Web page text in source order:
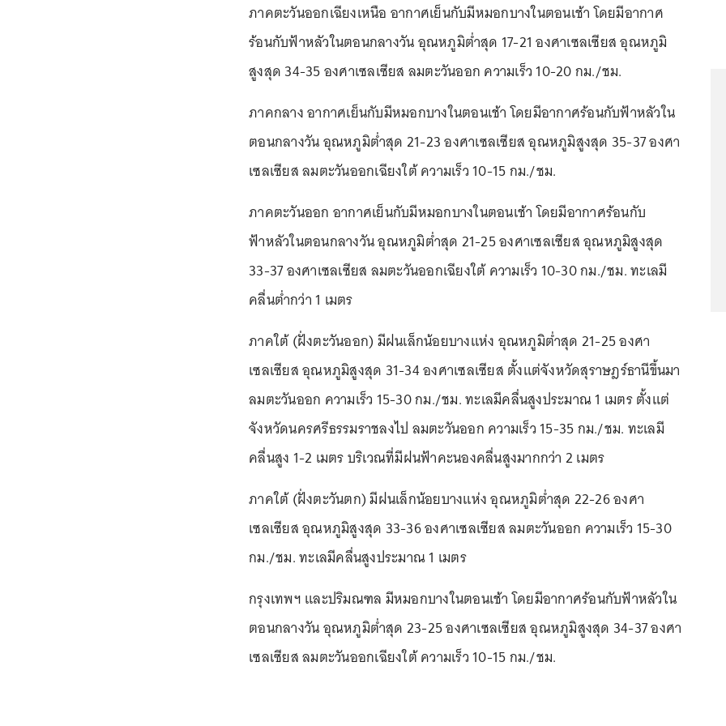
ภาคตะวันออกเฉียงเหนือ อากาศเย็นกับมีหมอกบางในตอนเช้า โดยมีอากาศ
ร้อนกับฟ้าหลัวในตอนกลางวัน อุณหภูมิต่ำสุด 17-21 องศาเซลเซียส อุณหภูมิ
สูงสุด 34-35 องศาเซลเซียส ลมตะวันออก ความเร็ว 10-20 กม./ชม.
ภาคกลาง อากาศเย็นกับมีหมอกบางในตอนเช้า โดยมีอากาศร้อนกับฟ้าหลัวใน
ตอนกลางวัน อุณหภูมิต่ำสุด 21-23 องศาเซลเซียส อุณหภูมิสูงสุด 35-37 องศา
เซลเซียส ลมตะวันออกเฉียงใต้ ความเร็ว 10-15 กม./ชม.
ภาคตะวันออก อากาศเย็นกับมีหมอกบางในตอนเช้า โดยมีอากาศร้อนกับ
ฟ้าหลัวในตอนกลางวัน อุณหภูมิต่ำสุด 21-25 องศาเซลเซียส อุณหภูมิสูงสุด
33-37 องศาเซลเซียส ลมตะวันออกเฉียงใต้ ความเร็ว 10-30 กม./ชม. ทะเลมี
คลื่นต่ำกว่า 1 เมตร
ภาคใต้ (ฝั่งตะวันออก) มีฝนเล็กน้อยบางแห่ง อุณหภูมิต่ำสุด 21-25 องศา
เซลเซียส อุณหภูมิสูงสุด 31-34 องศาเซลเซียส ตั้งแต่จังหวัดสุราษฎร์ธานีขึ้นมา
ลมตะวันออก ความเร็ว 15-30 กม./ชม. ทะเลมีคลื่นสูงประมาณ 1 เมตร ตั้งแต่
จังหวัดนครศรีธรรมราชลงไป ลมตะวันออก ความเร็ว 15-35 กม./ชม. ทะเลมี
คลื่นสูง 1-2 เมตร บริเวณที่มีฝนฟ้าคะนองคลื่นสูงมากกว่า 2 เมตร
ภาคใต้ (ฝั่งตะวันตก) มีฝนเล็กน้อยบางแห่ง อุณหภูมิต่ำสุด 22-26 องศา
เซลเซียส อุณหภูมิสูงสุด 33-36 องศาเซลเซียส ลมตะวันออก ความเร็ว 15-30
กม./ชม. ทะเลมีคลื่นสูงประมาณ 1 เมตร
กรุงเทพฯ และปริมณฑล มีหมอกบางในตอนเช้า โดยมีอากาศร้อนกับฟ้าหลัวใน
ตอนกลางวัน อุณหภูมิต่ำสุด 23-25 องศาเซลเซียส อุณหภูมิสูงสุด 34-37 องศา
เซลเซียส ลมตะวันออกเฉียงใต้ ความเร็ว 10-15 กม./ชม.